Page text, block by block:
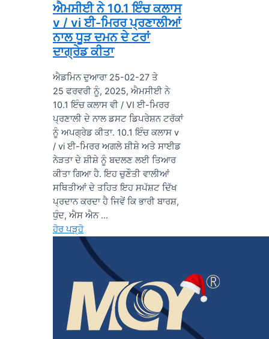
ਐਮਸੀਈ ਨੇ 10.1 ਇੰਚ ਕਲਾਸ
v / vi ਈ-ਮਿਰਰ ਪ੍ਰਣਾਲੀਆਂ
ਨਾਲ ਧੂੜ ਦਮਨ ਦੇ ਟਰਾਂ
ਦਾਗ੍ਰੇਡ ਕੀਤਾ
ਐਡਮਿਨ ਦੁਆਰਾ 25-02-27 ਤੇ
25 ਫਰਵਰੀ ਨੂੰ, 2025, ਐਮਸੀਈ ਨੇ
10.1 ਇੰਚ ਕਲਾਸ ਵੀ / VI ਈ-ਮਿਰਰ
ਪ੍ਰਣਾਲੀ ਦੇ ਨਾਲ ਡਸਟ ਡਿਪਰੇਸ਼ਨ ਟਰੱਕਾਂ
ਨੂੰ ਅਪਗ੍ਰੇਡ ਕੀਤਾ. 10.1 ਇੰਚ ਕਲਾਸ v
/ vi ਈ-ਮਿਰਰ ਅਗਲੇ ਸ਼ੀਸ਼ੇ ਅਤੇ ਸਾਈਡ
ਨੇੜਤਾ ਦੇ ਸ਼ੀਸ਼ੇ ਨੂੰ ਬਦਲਣ ਲਈ ਤਿਆਰ
ਕੀਤਾ ਗਿਆ ਹੈ. ਇਹ ਚੁਣੌਤੀ ਵਾਲੀਆਂ
ਸਥਿਤੀਆਂ ਦੇ ਤਹਿਤ ਇਹ ਸਪੱਸ਼ਟ ਦਿੱਖ
ਪ੍ਰਦਾਨ ਕਰਦਾ ਹੈ ਜਿਵੇਂ ਕਿ ਭਾਰੀ ਬਾਰਸ਼,
ਧੁੰਦ, ਐਸ ਐਨ ...
ਹੋਰ ਪੜ੍ਹੋ